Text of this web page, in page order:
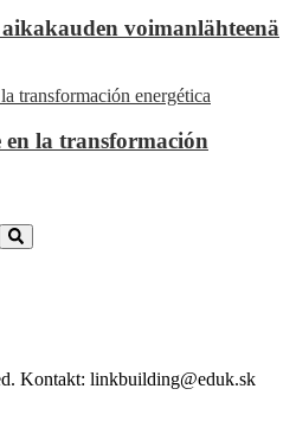
voimanlähteenä
en la transformación
Search
Kontakt: linkbuilding@eduk.sk